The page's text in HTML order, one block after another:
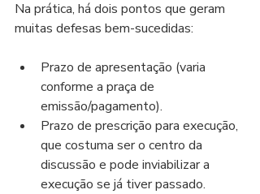
Na prática, há dois pontos que geram
muitas defesas bem-sucedidas:
Prazo de apresentação (varia
conforme a praça de
emissão/pagamento).
Prazo de prescrição para execução,
que costuma ser o centro da
discussão e pode inviabilizar a
execução se já tiver passado.